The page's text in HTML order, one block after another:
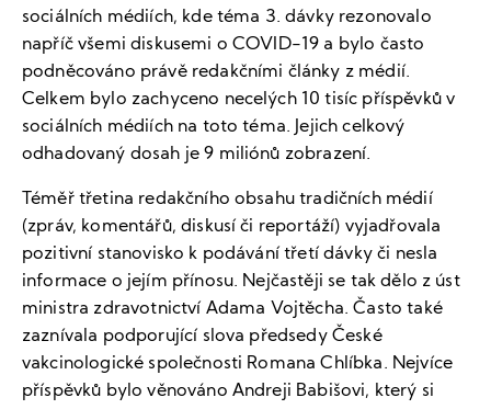
sociálních médiích, kde téma 3. dávky rezonovalo
napříč všemi diskusemi o COVID-19 a bylo často
podněcováno právě redakčními články z médií.
Celkem bylo zachyceno necelých 10 tisíc příspěvků v
sociálních médiích na toto téma. Jejich celkový
odhadovaný dosah je 9 miliónů zobrazení.
Téměř třetina redakčního obsahu tradičních médií
(zpráv, komentářů, diskusí či reportáží) vyjadřovala
pozitivní stanovisko k podávání třetí dávky či nesla
informace o jejím přínosu. Nejčastěji se tak dělo z úst
ministra zdravotnictví Adama Vojtěcha. Často také
zaznívala podporující slova předsedy České
vakcinologické společnosti Romana Chlíbka. Nejvíce
příspěvků bylo věnováno Andreji Babišovi, který si